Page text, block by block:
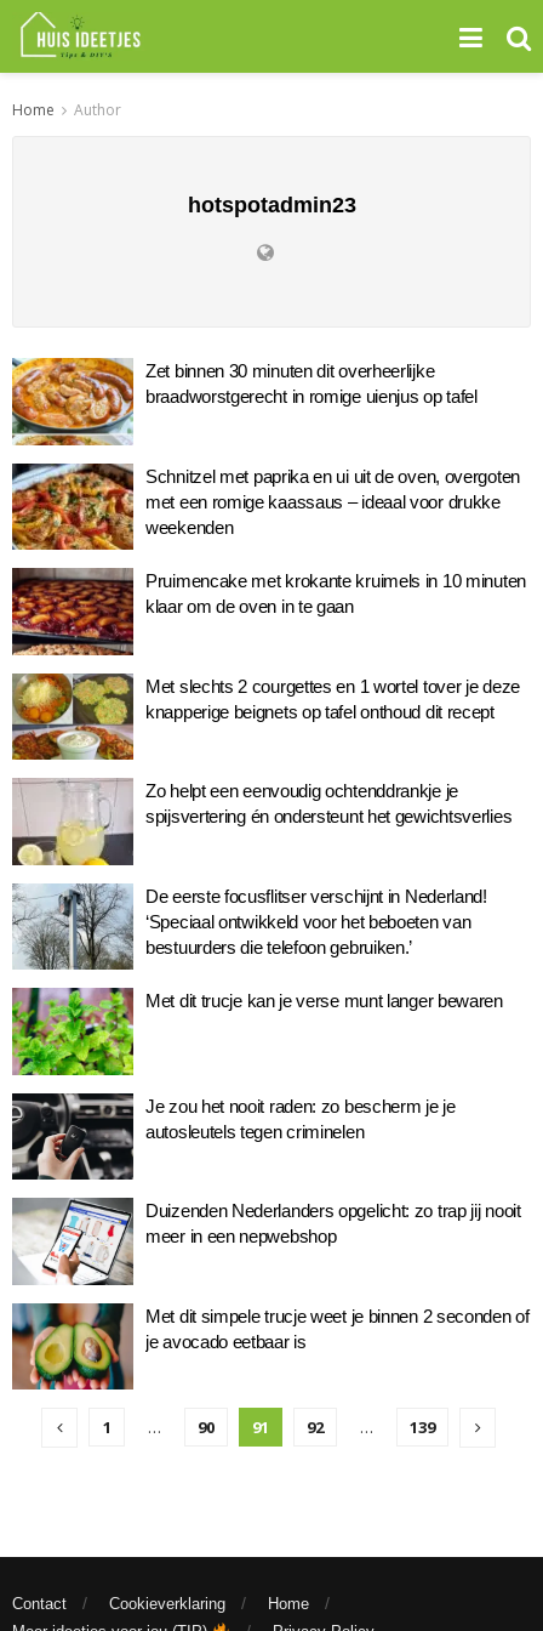
Home Author
hotspotadmin23
Zet binnen 30 minuten dit overheerlijke
braadworstgerecht in romige uienjus op tafel
Schnitzel met paprika en ui uit de oven, overgoten
met een romige kaassaus – ideaal voor drukke
weekenden
Pruimencake met krokante kruimels in 10 minuten
klaar om de oven in te gaan
Met slechts 2 courgettes en 1 wortel tover je deze
knapperige beignets op tafel onthoud dit recept
Zo helpt een eenvoudig ochtenddrankje je
spijsvertering én ondersteunt het gewichtsverlies
De eerste focusflitser verschijnt in Nederland!
‘Speciaal ontwikkeld voor het beboeten van
bestuurders die telefoon gebruiken.’
Met dit trucje kan je verse munt langer bewaren
Je zou het nooit raden: zo bescherm je je
autosleutels tegen criminelen
Duizenden Nederlanders opgelicht: zo trap jij nooit
meer in een nepwebshop
Met dit simpele trucje weet je binnen 2 seconden of
je avocado eetbaar is
1 … 90 91 92 … 139
Contact Cookieverklaring
Home